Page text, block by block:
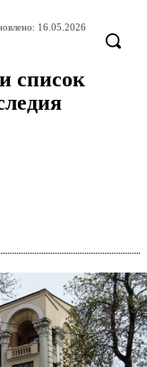
16.05.2026
список